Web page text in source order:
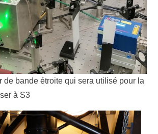
de bande étroite qui sera utilisé pour la
à S3